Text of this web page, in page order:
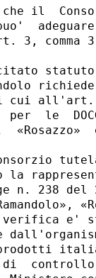
il
puo'
3, comma
cui all'art.
per  le
la
238 del
e'